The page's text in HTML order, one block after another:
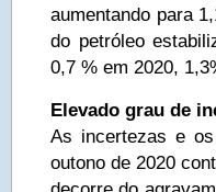
aumentando para
do petróleo
0,7 % em 2020,
Elevado grau de
As incertezas e
outono de 2020